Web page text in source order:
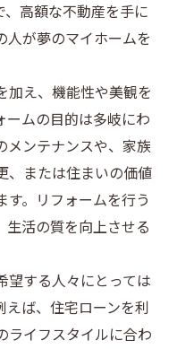
高額な不動産を手に
が夢のマイホームを
加え、機能性や美観を
ームの目的は多岐にわ
メンテナンスや、家族
、または住まいの価値
。リフォームを行う
生活の質を向上させる
望する人々にとっては
ば、住宅ローンを利
ライフスタイルに合わ